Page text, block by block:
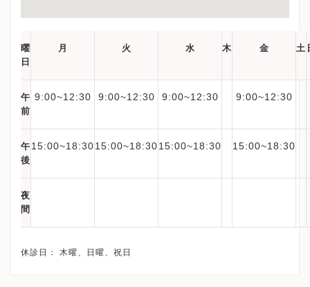
曜
日
月 火 水 木 金 土
午
前
9:00~12:30 9:00~12:30 9:00~12:30 9:00~12:30
午
後
15:00~18:3015:00~18:3015:00~18:30 15:00~18:30
夜
間